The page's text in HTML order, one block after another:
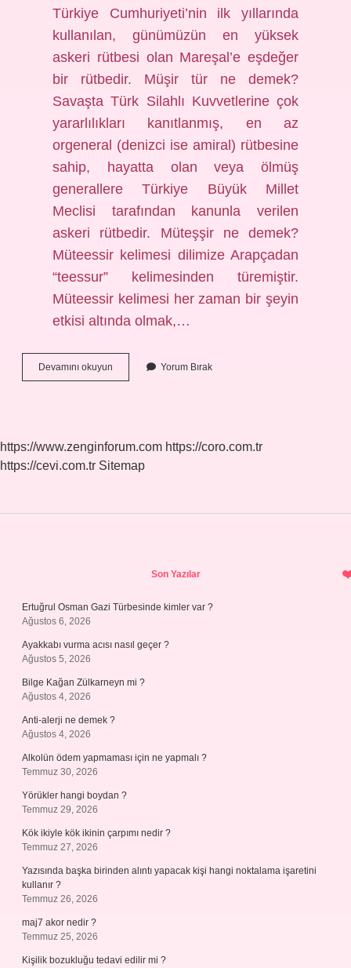
Türkiye Cumhuriyeti’nin ilk yıllarında
kullanılan, günümüzün en yüksek
askeri rütbesi olan Mareşal’e eşdeğer
bir rütbedir. Müşir tür ne demek?
Savaşta Türk Silahlı Kuvvetlerine çok
yararlılıkları kanıtlanmış, en az
orgeneral (denizci ise amiral) rütbesine
sahip, hayatta olan veya ölmüş
generallere Türkiye Büyük Millet
Meclisi tarafından kanunla verilen
askeri rütbedir. Müteşşir ne demek?
Müteessir kelimesi dilimize Arapçadan
“teessur” kelimesinden türemiştir.
Müteessir kelimesi her zaman bir şeyin
etkisi altında olmak,…
Devamını okuyun
Ne
Yorum Bırak
https://www.zenginforum.com https://coro.com.tr
https://cevi.com.tr Sitemap
Son Yazılar
Ertuğrul Osman Gazi Türbesinde kimler var ?
Ağustos 6, 2026
Ayakkabı vurma acısı nasıl geçer ?
Ağustos 5, 2026
Bilge Kağan Zülkarneyn mi ?
Ağustos 4, 2026
Anti-alerji ne demek ?
Ağustos 4, 2026
Alkolün ödem yapmaması için ne yapmalı ?
Temmuz 30, 2026
Yörükler hangi boydan ?
Temmuz 29, 2026
Kök ikiyle kök ikinin çarpımı nedir ?
Temmuz 27, 2026
Yazısında başka birinden alıntı yapacak kişi hangi noktalama işaretini
kullanır ?
Temmuz 26, 2026
maj7 akor nedir ?
Temmuz 25, 2026
Kişilik bozukluğu tedavi edilir mi ?